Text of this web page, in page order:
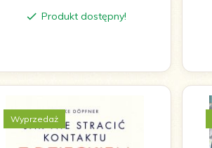
Produkt dostępny!
Wyprzedaż